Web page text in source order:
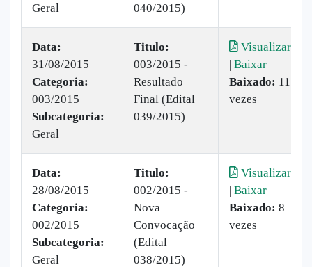
Geral
040/2015)
Data:
31/08/2015
Categoria:
003/2015
Subcategoria:
Geral
Titulo:
003/2015 -
Resultado
Final (Edital
039/2015)
Visualizar
| Baixar
Baixado: 11
vezes
Data:
28/08/2015
Categoria:
002/2015
Subcategoria:
Geral
Titulo:
002/2015 -
Nova
Convocação
(Edital
038/2015)
Visualizar
| Baixar
Baixado: 8
vezes